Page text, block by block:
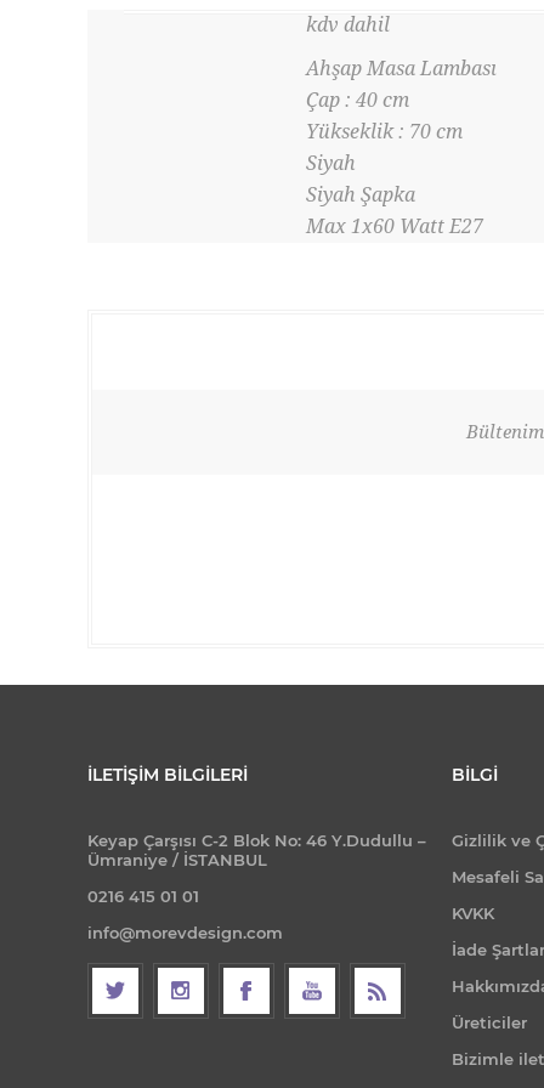
kdv dahil
Ahşap Masa Lambası
Çap : 40 cm
Yükseklik : 70 cm
Siyah
Siyah Şapka
Max 1x60 Watt E27
İLETIŞIM BILGILERI
Keyap Çarşısı C-2 Blok No: 46 Y.Dudullu –
Ümraniye / İSTANBUL
0216 415 01 01
info@morevdesign.com
BILGI
Gizlilik ve
Mesafeli
KVKK
İade
Üreticiler
Bizimle